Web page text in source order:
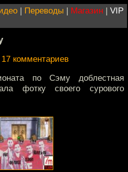
| Переводы | Магазин | VIP
17 комментариев
по Сэму доблестная
фотку своего сурового